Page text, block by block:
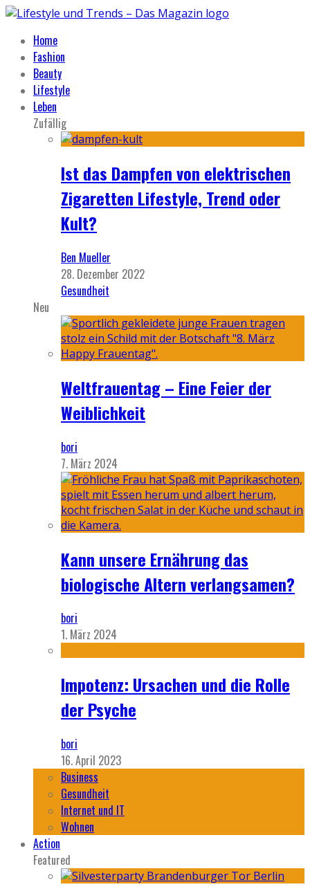
Home
Fashion
Beauty
Lifestyle
Leben
Zufällig
Ist das Dampfen von elektrischen
Zigaretten Lifestyle, Trend oder
Kult?
Ben Mueller
28. Dezember 2022
Gesundheit
Neu
Weltfrauentag – Eine Feier der
Weiblichkeit
bori
7. März 2024
Kann unsere Ernährung das
biologische Altern verlangsamen?
bori
1. März 2024
Impotenz: Ursachen und die Rolle
der Psyche
bori
16. April 2023
Business
Gesundheit
Internet und IT
Wohnen
Action
Featured